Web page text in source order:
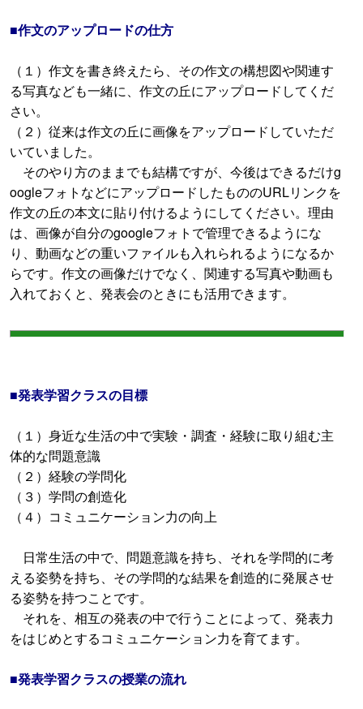
■作文のアップロードの仕方
（１）作文を書き終えたら、その作文の構想図や関連す
る写真なども一緒に、作文の丘にアップロードしてくだ
さい。
（２）従来は作文の丘に画像をアップロードしていただ
いていました。
そのやり方のままでも結構ですが、今後はできるだけg
oogleフォトなどにアップロードしたもののURLリンクを
作文の丘の本文に貼り付けるようにしてください。理由
は、画像が自分のgoogleフォトで管理できるようにな
り、動画などの重いファイルも入れられるようになるか
らです。作文の画像だけでなく、関連する写真や動画も
入れておくと、発表会のときにも活用できます。
■発表学習クラスの目標
（１）身近な生活の中で実験・調査・経験に取り組む主
体的な問題意識
（２）経験の学問化
（３）学問の創造化
（４）コミュニケーション力の向上
日常生活の中で、問題意識を持ち、それを学問的に考
える姿勢を持ち、その学問的な結果を創造的に発展させ
る姿勢を持つことです。
それを、相互の発表の中で行うことによって、発表力
をはじめとするコミュニケーション力を育てます。
■発表学習クラスの授業の流れ